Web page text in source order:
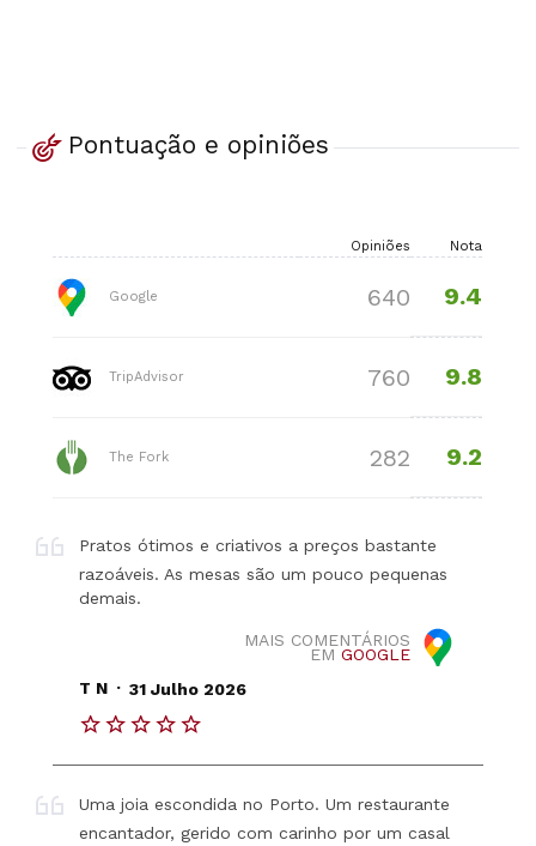
Pontuação e opiniões
Opiniões Nota
Google 640 9.4
TripAdvisor 760 9.8
The Fork 282 9.2
Pratos ótimos e criativos a preços bastante
razoáveis. As mesas são um pouco pequenas
demais.
MAIS COMENTÁRIOS
EM GOOGLE
T N . 31 Julho 2026
Uma joia escondida no Porto. Um restaurante
encantador, gerido com carinho por um casal